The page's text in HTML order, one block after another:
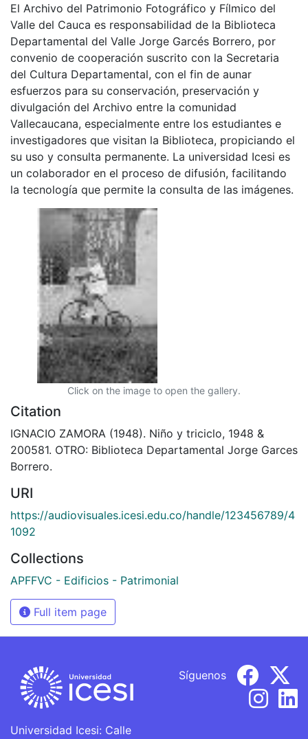
El Archivo del Patrimonio Fotográfico y Fílmico del
Valle del Cauca es responsabilidad de la Biblioteca
Departamental del Valle Jorge Garcés Borrero, por
convenio de cooperación suscrito con la Secretaria
del Cultura Departamental, con el fin de aunar
esfuerzos para su conservación, preservación y
divulgación del Archivo entre la comunidad
Vallecaucana, especialmente entre los estudiantes e
investigadores que visitan la Biblioteca, propiciando el
su uso y consulta permanente. La universidad Icesi es
un colaborador en el proceso de difusión, facilitando
la tecnología que permite la consulta de las imágenes.
Click on the image to open the gallery.
Citation
IGNACIO ZAMORA (1948). Niño y triciclo, 1948 &
200581. OTRO: Biblioteca Departamental Jorge Garces
Borrero.
URI
https://audiovisuales.icesi.edu.co/handle/123456789/4
1092
Collections
APFFVC - Edificios - Patrimonial
Full item page
Universidad Icesi: Calle
Síguenos